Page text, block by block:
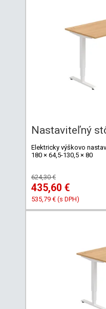
Nastaviteľný
Elektricky výškovo
180 × 64,5-130,5 × 80
624,30 €
435,60 €
535,79 € (s DPH)